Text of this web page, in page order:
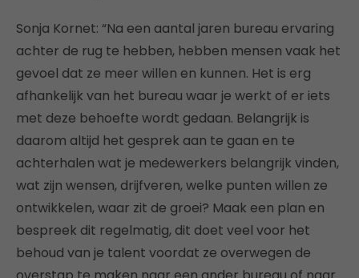
Sonja Kornet: “Na een aantal jaren bureau ervaring
achter de rug te hebben, hebben mensen vaak het
gevoel dat ze meer willen en kunnen. Het is erg
afhankelijk van het bureau waar je werkt of er iets
met deze behoefte wordt gedaan. Belangrijk is
daarom altijd het gesprek aan te gaan en te
achterhalen wat je medewerkers belangrijk vinden,
wat zijn wensen, drijfveren, welke punten willen ze
ontwikkelen, waar zit de groei? Maak een plan en
bespreek dit regelmatig, dit doet veel voor het
behoud van je talent voordat ze overwegen de